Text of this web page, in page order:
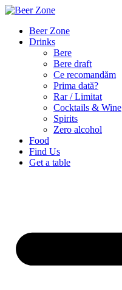
Beer Zone
Drinks
Bere
Bere draft
Ce recomandăm
Prima dată?
Rar / Limitat
Cocktails & Wine
Spirits
Zero alcohol
Food
Find Us
Get a table